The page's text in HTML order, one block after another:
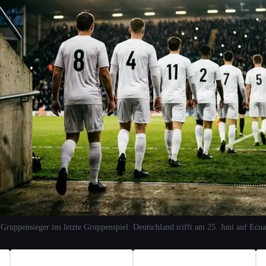
ins letzte Gruppenspiel: Deutschland trifft am 25. Juni auf